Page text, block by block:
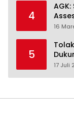
4
16
5
17 Juli